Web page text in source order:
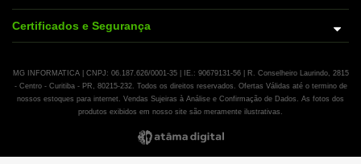
Certificados e Segurança
MG INFORMATICA | CNPJ: 06.187.626/0001-35 | IE.: 90679131-56 | R. Conselheiro Laurindo, 2815
- Centro - Curitiba - PR, 80215-232. Todos os direitos reservados. Ofertas Válidas até o termino de
nossos estoques para internet. Vendas Sujeiras à Análise e Confirmação de Dados. As fotos dos
produtos exibidos em nosso site são meramente ilustrativas.